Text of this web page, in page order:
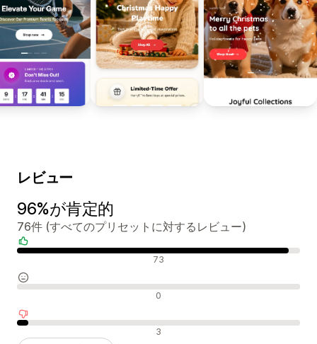
レビュー
96%が肯定的
76件 (すべてのプリセットに対するレビュー)
73
0
3